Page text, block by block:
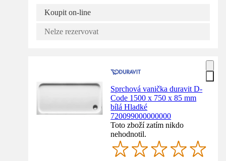
Koupit on-line
Nelze rezervovat
Sprchová vanička duravit D-
Code 1500 x 750 x 85 mm
bílá Hladké
720099000000000
Toto zboží zatím nikdo
nehodnotil.